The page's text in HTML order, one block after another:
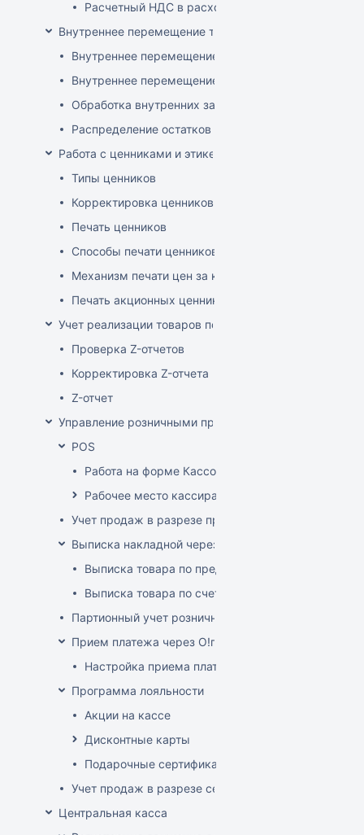
Расчетный НДС в расходных документах
Внутреннее перемещение товаров
Внутреннее перемещение через документ
Внутреннее перемещение через накладные (РБ)
Обработка внутренних заказов
Распределение остатков склада по заказам
Работа с ценниками и этикетками
Типы ценников
Корректировка ценников
Печать ценников
Способы печати ценников
Механизм печати цен за килограмм/литр товара
Печать акционных ценников
Учет реализации товаров по кассе
Проверка Z-отчетов
Корректировка Z-отчета
Z-отчет
Управление розничными продажами
POS
Работа на форме Кассовые операции
Рабочее место кассира
Учет продаж в разрезе продавцов-консультантов
Выписка накладной через POS
Выписка товара по предоплате
Выписка товара по счет-фактуре
Партионный учет розничных продаж
Прием платежа через O!плати
Настройка приема платежей О!плати
Программа лояльности
Акции на кассе
Дисконтные карты
Подарочные сертификаты
Учет продаж в разрезе секций
Центральная касса